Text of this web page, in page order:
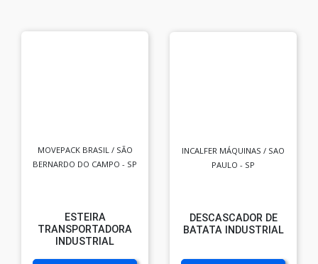
MOVEPACK BRASIL / SÃO
BERNARDO DO CAMPO - SP
ESTEIRA
TRANSPORTADORA
INDUSTRIAL
INCALFER MÁQUINAS / SAO
PAULO - SP
DESCASCADOR DE
BATATA INDUSTRIAL